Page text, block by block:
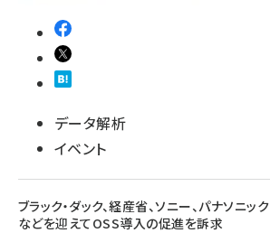
データ解析
イベント
ブラック・ダック、経産省、ソニー、パナソニック
などを迎えてOSS導入の促進を訴求